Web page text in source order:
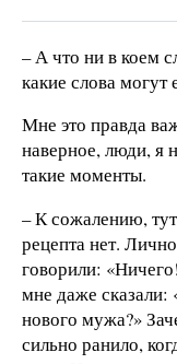
– А что ни в коем
какие слова
Мне это правда
наверное, люди, я
такие моменты.
– К сожалению,
рецепта нет.
говорили:
мне даже
нового мужа?»
сильно ранило,